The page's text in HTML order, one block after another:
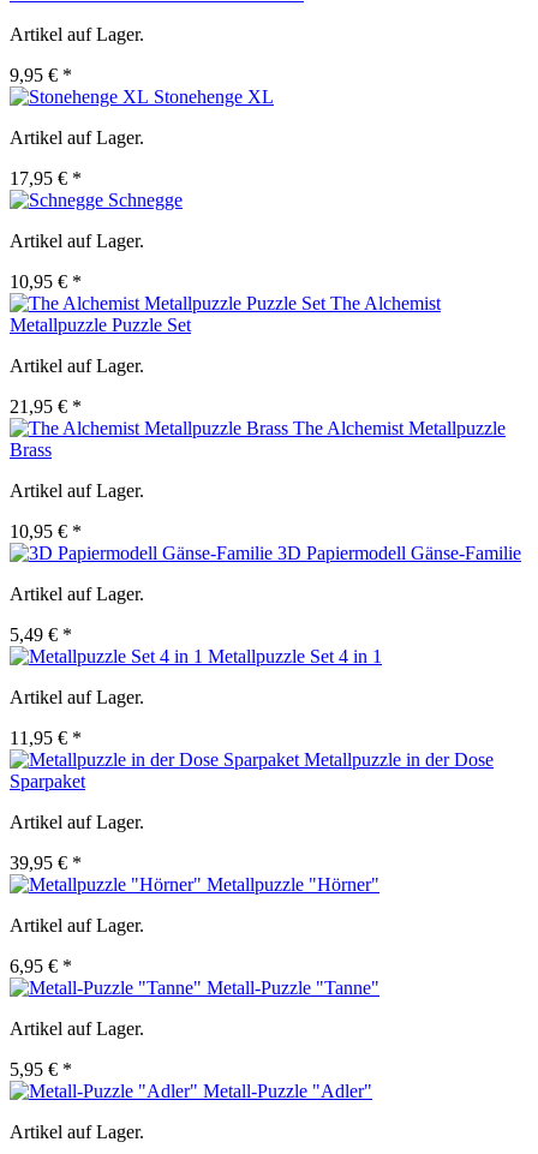
Artikel auf Lager.
9,95 € *
Stonehenge XL
Artikel auf Lager.
17,95 € *
Schnegge
Artikel auf Lager.
10,95 € *
The Alchemist
Metallpuzzle Puzzle Set
Artikel auf Lager.
21,95 € *
The Alchemist Metallpuzzle
Brass
Artikel auf Lager.
10,95 € *
3D Papiermodell Gänse-Familie
Artikel auf Lager.
5,49 € *
Metallpuzzle Set 4 in 1
Artikel auf Lager.
11,95 € *
Metallpuzzle in der Dose
Sparpaket
Artikel auf Lager.
39,95 € *
Metallpuzzle "Hörner"
Artikel auf Lager.
6,95 € *
Metall-Puzzle "Tanne"
Artikel auf Lager.
5,95 € *
Metall-Puzzle "Adler"
Artikel auf Lager.